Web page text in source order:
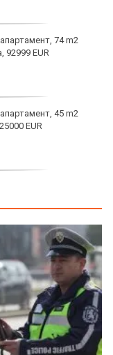
74 m2
EUR
45 m2
EUR